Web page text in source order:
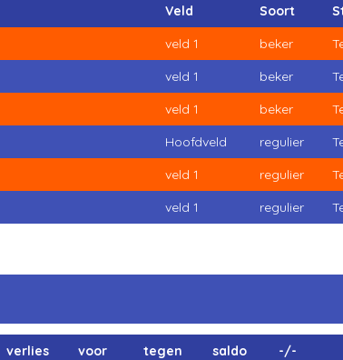
Veld Soort
veld 1 beker
veld 1 beker
veld 1 beker
Hoofdveld regulier
veld 1 regulier
veld 1 regulier
verlies voor tegen saldo -/-